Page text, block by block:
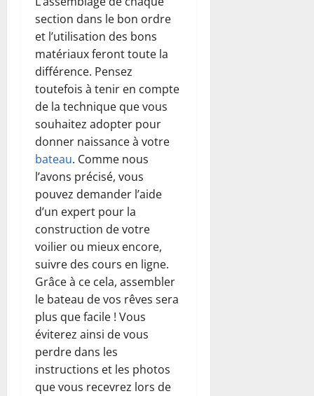
section dans le bon ordre
et l’utilisation des bons
matériaux feront toute la
différence. Pensez
toutefois à tenir en compte
de la technique que vous
souhaitez adopter pour
donner naissance à votre
bateau. Comme nous
l’avons précisé, vous
pouvez demander l’aide
d’un expert pour la
construction de votre
voilier ou mieux encore,
suivre des cours en ligne.
Grâce à ce cela, assembler
le bateau de vos rêves sera
plus que facile ! Vous
éviterez ainsi de vous
perdre dans les
instructions et les photos
que vous recevrez lors de